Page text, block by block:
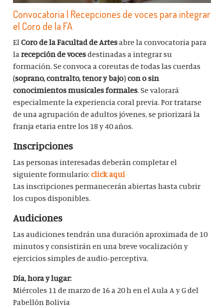
Convocatoria | Recepciones de voces para integrar
el Coro de la FA
ElCoro de la Facultad de Artesabre la convocatoria para
larecepción de vocesdestinadas a integrar su
formación. Se convoca a coreutas de todas las cuerdas
(soprano, contralto, tenor y bajo)con o sin
conocimientos musicales formales. Se valorará
especialmente la experiencia coral previa. Por tratarse
de una agrupación de adultos jóvenes, se priorizará la
franja etaria entre los 18 y 40 años.
Inscripciones
Las personas interesadas deberán completar el
siguiente formulario:click aquí
Las inscripciones permanecerán abiertas hasta cubrir
los cupos disponibles.
Audiciones
Las audiciones tendrán una duración aproximada de 10
minutos y consistirán en una breve vocalización y
ejercicios simples de audio-perceptiva.
Día, hora y lugar:
Miércoles 11 de marzo de 16 a 20 h en el Aula A y G del
Pabellón Bolivia